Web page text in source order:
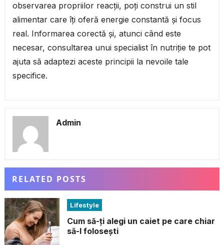
observarea propriilor reacții, poți construi un stil
alimentar care îți oferă energie constantă și focus
real. Informarea corectă și, atunci când este
necesar, consultarea unui specialist în nutriție te pot
ajuta să adaptezi aceste principii la nevoile tale
specifice.
Admin
RELATED POSTS
Lifestyle
Cum să-ți alegi un caiet pe care chiar
să-l folosești